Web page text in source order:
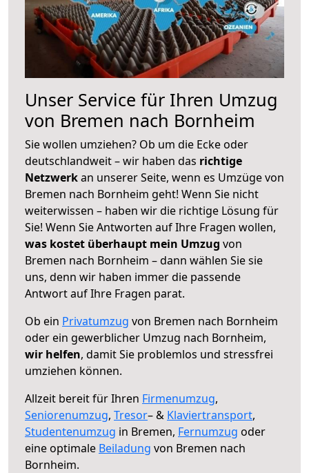
Unser Service für Ihren Umzug
von Bremen nach Bornheim
Sie wollen umziehen? Ob um die Ecke oder
deutschlandweit – wir haben das richtige
Netzwerkan unserer Seite, wenn es Umzüge von
Bremen nach Bornheim geht! Wenn Sie nicht
weiterwissen – haben wir die richtige Lösung für
Sie! Wenn Sie Antworten auf Ihre Fragen wollen,
was kostet überhaupt mein Umzug von
Bremen nach Bornheim – dann wählen Sie sie
uns, denn wir haben immer die passende
Antwort auf Ihre Fragen parat.
Ob ein Privatumzug von Bremen nach Bornheim
oder ein gewerblicher Umzug nach Bornheim,
wir helfen, damit Sie problemlos und stressfrei
umziehen können.
Allzeit bereit für Ihren Firmenumzug,
Seniorenumzug, Tresor– & Klaviertransport,
Studentenumzug in Bremen, Fernumzug oder
eine optimale Beiladung von Bremen nach
Bornheim.